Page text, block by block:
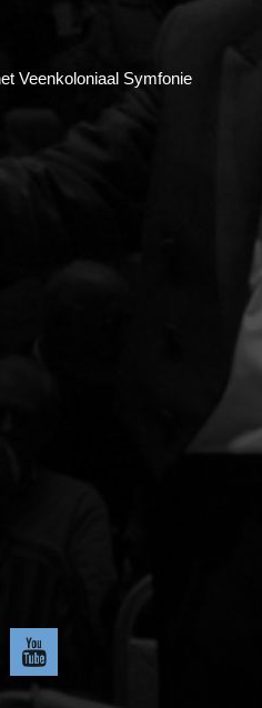
Veenkoloniaal Symfonie